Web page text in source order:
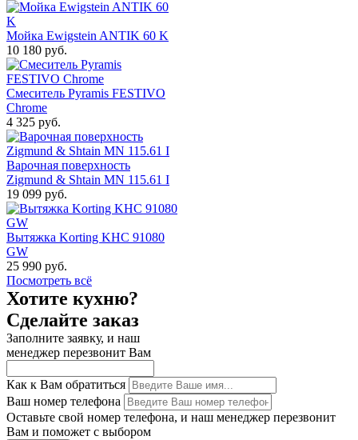
Мойка Ewigstein ANTIK 60 K
10 180 руб.
Смеситель Pyramis FESTIVO
Chrome
4 325 руб.
Варочная поверхность
Zigmund & Shtain MN 115.61 I
19 099 руб.
Вытяжка Korting KHC 91080
GW
25 990 руб.
Посмотреть всё
Хотите кухню?
Сделайте заказ
Заполните заявку, и наш
менеджер перезвонит Вам
Как к Вам обратиться
Ваш номер телефона
Оставьте свой номер телефона, и наш менеджер перезвонит
Вам и поможет с выбором